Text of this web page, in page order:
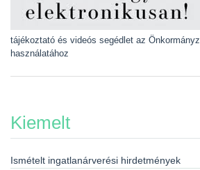
tájékoztató és videós segédlet az
használatához
Kiemelt
Ismételt ingatlanárverési hirdetmények